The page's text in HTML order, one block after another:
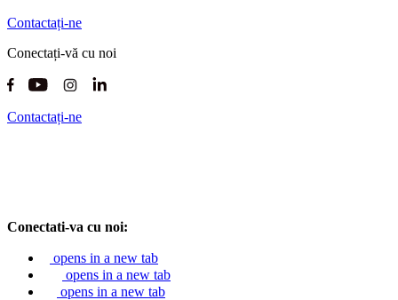
Contactați-ne
Conectați-vă cu noi
Contactați-ne
Conectati-va cu noi:
opens in a new tab
opens in a new tab
opens in a new tab